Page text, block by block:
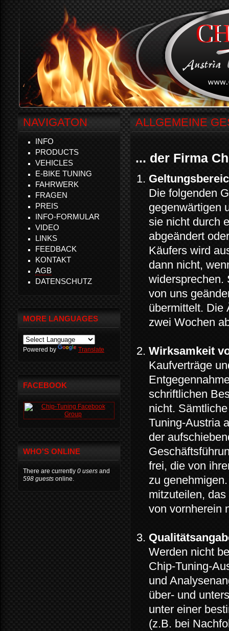
ALLGEMEINE
... der Firma
Die folgenden
gegenwärtigen
sie nicht durch
abgeändert
Käufers wird
dann nicht,
widersprechen.
von uns
übermittelt. Die
zwei Wochen
Wirksamkeit
Kaufverträge
schriftlichen
nicht.
Tuning-Austria
der
frei, die von
zu
mitzuteilen,
von vornherein
Werden nicht
Chip-Tuning-
und
über- und
unter einer
(z.B. bei
NAVIGATON
INFO
PRODUCTS
VEHICLES
E-BIKE TUNING
FAHRWERK
FRAGEN
PREIS
INFO-FORMULAR
VIDEO
LINKS
FEEDBACK
KONTAKT
AGB
DATENSCHUTZ
MORE LANGUAGES
Powered by Translate
FACEBOOK
WHO'S ONLINE
There are currently 0 users and
598 guests online.